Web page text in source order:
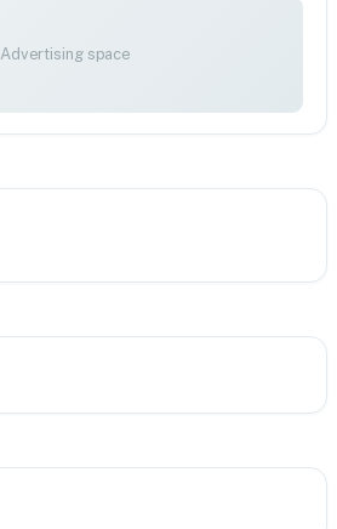
Advertising space